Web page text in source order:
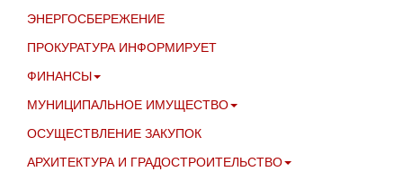
ЭНЕРГОСБЕРЕЖЕНИЕ
ПРОКУРАТУРА ИНФОРМИРУЕТ
ФИНАНСЫ
МУНИЦИПАЛЬНОЕ ИМУЩЕСТВО
ОСУЩЕСТВЛЕНИЕ ЗАКУПОК
АРХИТЕКТУРА И ГРАДОСТРОИТЕЛЬСТВО